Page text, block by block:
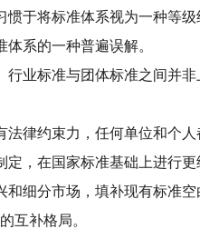
将标准体系视为一种等级
系的一种普遍误解。
标准与团体标准之间并非
约束力，任何单位和个人
定，在国家标准基础上进行
分市场，填补现有标准空
互补格局。